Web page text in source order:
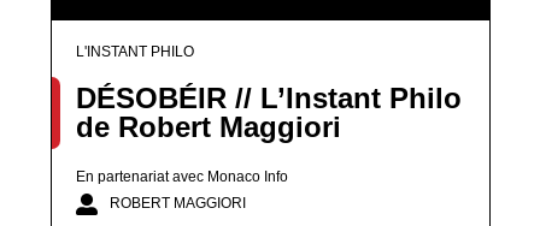
L'INSTANT PHILO
DÉSOBÉIR // L’Instant Philo
de Robert Maggiori
En partenariat avec Monaco Info
ROBERT MAGGIORI